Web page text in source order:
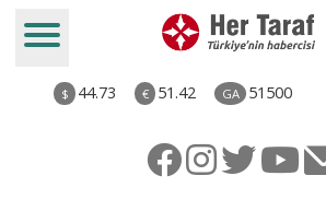
$ 44.73 € 51.42 GA 51500